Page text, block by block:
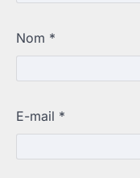
Nom *
E-mail *